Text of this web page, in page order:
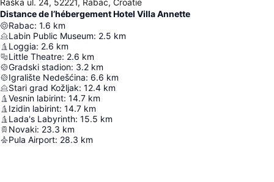
Raška ul. 24, 52221, Rabac, Croatie
Distance de l’hébergement Hotel Villa Annette
Rabac: 1.6 km
Labin Public Museum: 2.5 km
Loggia: 2.6 km
Little Theatre: 2.6 km
Gradski stadion: 3.2 km
Igralište Nedešćina: 6.6 km
Stari grad Kožljak: 12.4 km
Vesnin labirint: 14.7 km
Izidin labirint: 14.7 km
Lada's Labyrinth: 15.5 km
Novaki: 23.3 km
Pula Airport: 28.3 km